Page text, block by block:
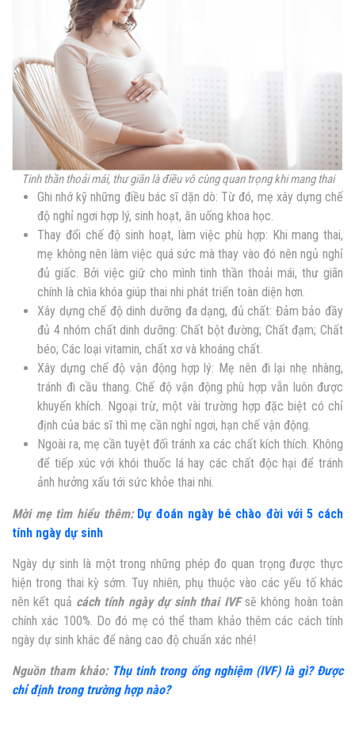
Tinh thần thoải mái, thư giãn là điều vô cùng quan trọng khi mang thai
Ghi nhớ kỹ những điều bác sĩ dặn dò: Từ đó, mẹ xây dựng chế
độ nghỉ ngơi hợp lý, sinh hoạt, ăn uống khoa học.
Thay đổi chế độ sinh hoạt, làm việc phù hợp: Khi mang thai,
mẹ không nên làm việc quá sức mà thay vào đó nên ngủ nghỉ
đủ giấc. Bởi việc giữ cho mình tinh thần thoải mái, thư giãn
chính là chìa khóa giúp thai nhi phát triển toàn diện hơn.
Xây dựng chế độ dinh dưỡng đa dạng, đủ chất: Đảm bảo đầy
đủ 4 nhóm chất dinh dưỡng:Chất bột đường; Chất đạm; Chất
béo; Các loại vitamin, chất xơ và khoáng chất.
Xây dựng chế độ vận động hợp lý: Mẹ nên đi lại nhẹ nhàng,
tránh đi cầu thang. Chế độ vận động phù hợp vẫn luôn được
khuyến khích. Ngoại trừ, một vài trường hợp đặc biệt có chỉ
định của bác sĩ thì mẹ cần nghỉ ngơi, hạn chế vận động.
Ngoài ra, mẹ cần tuyệt đối tránh xa các chất kích thích. Không
để tiếp xúc với khói thuốc lá hay các chất độc hại để tránh
ảnh hưởng xấu tới sức khỏe thai nhi.
Mời mẹ tìm hiểu thêm: Dự đoán ngày bé chào đời với 5 cách
tính ngày dự sinh
Ngày dự sinh là một trong những phép đo quan trọng được thực
hiện trong thai kỳ sớm. Tuy nhiên, phụ thuộc vào các yếu tố khác
nên kết quả cách tính ngày dự sinh thai IVFsẽ không hoàn toàn
chính xác 100%. Do đó mẹ có thể tham khảo thêm các cách tính
ngày dự sinh khác để nâng cao độ chuẩn xác nhé!
Nguồn tham khảo: Thụ tinh trong ống nghiệm (IVF) là gì? Được
chỉ định trong trường hợp nào?